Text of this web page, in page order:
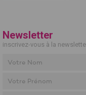
Newsletter
inscrivez-vous à la